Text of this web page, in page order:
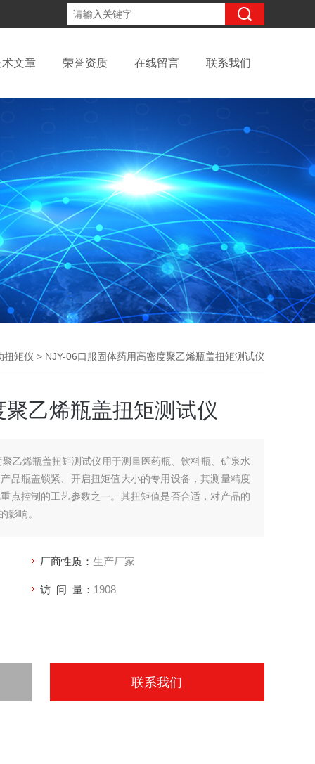
术文章 荣誉资质 在线留言 联系我们
扭矩仪 > NJY-06口服固体药用高密度聚乙烯瓶盖扭矩测试仪
乙烯瓶盖扭矩测试仪
乙烯瓶盖扭矩测试仪用于测量医药瓶、饮料瓶、矿泉水
品瓶盖锁紧、开启扭矩值大小的专用设备，其测量精度
点控制的工艺参数之一。其扭矩值是否合适，对产品的
影响。
厂商性质：生产厂家
访 问 量： 1908
联系我们